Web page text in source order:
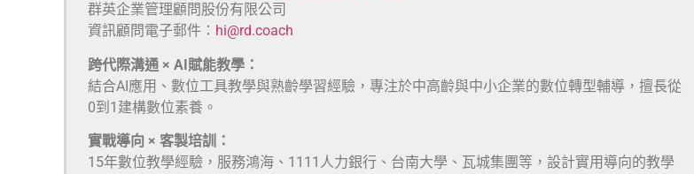
群英企業管理顧問股份有限公司
資訊顧問電子郵件： hi@rd.coach
跨代際溝通 × AI賦能教學：
結合AI應用、數位工具教學與熟齡學習經驗，專注於中高齡與中小企業的數位轉型輔導，擅長從
0到1建構數位素養。
實戰導向 × 客製培訓：
15年數位教學經驗，服務鴻海、1111人力銀行、台南大學、瓦城集團等，設計實用導向的教學